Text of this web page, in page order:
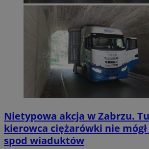
Nietypowa akcja w Zabrzu.
kierowca ciężarówki nie
spod wiaduktów